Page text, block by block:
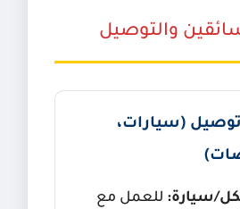
والتوصيل
(سيارات،
سيارة: للعمل مع